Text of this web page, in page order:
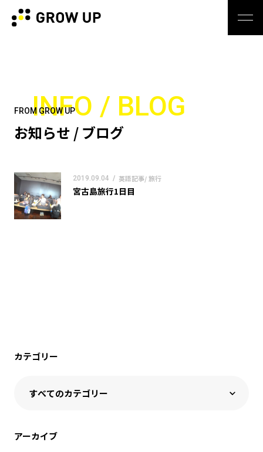
お知らせ / ブログ
FROM GROW UP
INFO / BLOG
2019.09.04 / 英語記事/ 旅行
宮古島旅行1日目
カテゴリー
アーカイブ